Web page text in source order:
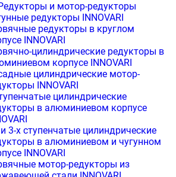
и мотор-редукторы
редукторы INNOVARI
редукторы в круглом
INNOVARI
цилиндрические редукторы в
корпусе INNOVARI
цилиндрические мотор-
INNOVARI
цилиндрические
в алюминиевом корпусе
3-х ступенчатые цилиндрические
в алюминиевом и чугунном
INNOVARI
мотор-редукторы из